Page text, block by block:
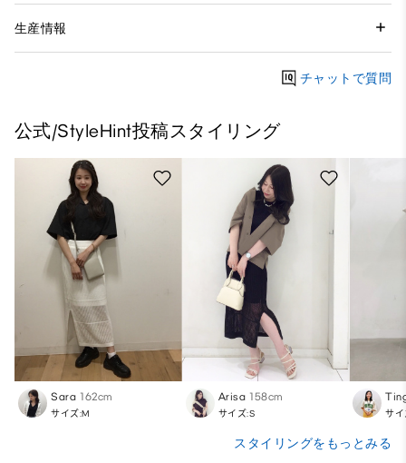
生産情報
チャットで質問
公式/StyleHint投稿スタイリング
Sara 162cm
サイズ:M
Arisa 158cm
サイズ:S サイ
スタイリングをもっとみる